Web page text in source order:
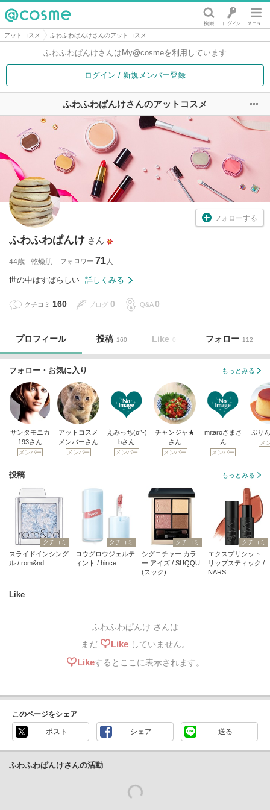
@cosme
アットコスメ ふわふわぱんけさんのアットコスメ
ふわふわぱんけさんは My@cosmeを利用しています
ログイン / 新規メンバー登録
ふわふわぱんけさんのアットコスメ
フォローする
ふわふわぱんけ さん
44歳 乾燥肌 フォロワー 71
世の中はすばらしい 詳しくみる
クチコミ 160 ブログ 0 Q&A 0
プロフィール 投稿 160 Like 0 フォロー 112
フォロー・お気に入り もっとみる
サンタモニカ
193さん
メンバー
アットコスメ
メンバーさん
メンバー
えみっち(o^-)
bさん
メンバー
チャンジャ★
さん
メンバー
mitaroさまさ
ん
メンバー
ぷり
メ
投稿 もっとみる
クチコミ
スライドインシング
ル / rom&nd
クチコミ
ロウグロウジェルテ
ィント / hince
クチコミ
シグニチャー カラ
ー アイズ / SUQQU
(スック)
クチコミ
エクスプリシット
リップスティック /
NARS
Like
ふわふわぱんけ さんは
まだ
Likeしていません。
Likeするとここに表示されます。
このページをシェア
ポスト シェア 送る
ふわふわぱんけさんの活動